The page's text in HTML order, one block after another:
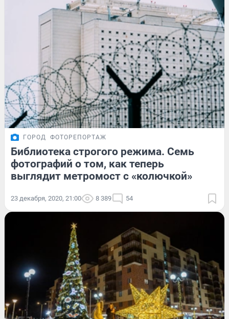
ГОРОД ФОТОРЕПОРТАЖ
Библиотека строгого режима. Семь
фотографий о том, как теперь
выглядит метромост с «колючкой»
23 декабря, 2020, 21:00 8 389 54